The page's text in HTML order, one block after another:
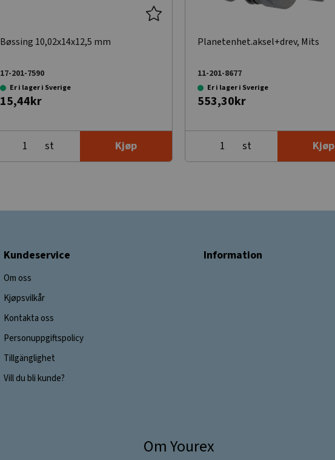
Bøssing 10,02x14x12,5 mm
17-201-7590
Er i lager i Sverige
15,44kr
st Kjøp
Planetenhet.aksel+drev, Mits
11-201-8677
Er i lager i Sverige
553,30kr
st Kjøp
Kundeservice
Om oss
Kjøpsvilkår
Kontakta oss
Personuppgiftspolicy
Tillgänglighet
Vill du bli kunde?
Information
Om Yourex